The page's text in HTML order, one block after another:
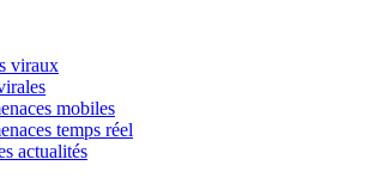
viraux
mobiles
temps réel
actualités